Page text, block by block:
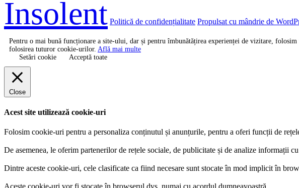
Insolent Politică de confidențialitate Propulsat cu mândrie de
Pentru o mai bună funcționare a site-ului, dar și pentru îmbunătățirea experienței de vizitare,
folosirea tuturor cookie-urilor. Află mai multe
Setări cookie
Acceptă toate
Close
Acest site utilizează cookie-uri
Folosim cookie-uri pentru a personaliza conținutul și anunțurile, pentru a oferi funcții de
De asemenea, le oferim partenerilor de rețele sociale, de publicitate și de analize informații
Dintre aceste cookie-uri, cele clasificate ca fiind necesare sunt stocate în mod implicit în